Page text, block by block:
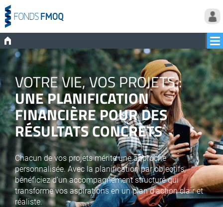
VOTRE VIE, VOS PROJETS :
UNE PLANIFICATION
FINANCIÈRE POUR DES
RÉSULTATS CONCRETS
Chacun de vos projets mérite une approche
personnalisée. Avec la planification par objectifs,
bénéficiez d’un accompagnement structuré qui
transforme vos aspirations en un plan d’action clair et
réaliste.